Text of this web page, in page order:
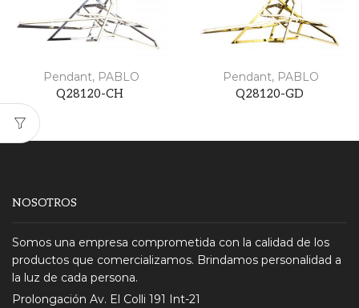
Pendant, PABLO
Q28120-CH
Pendant, PABLO
Q28120-GD
NOSOTROS
Somos una empresa comprometida con la calidad de los
productos que comercializamos. Brindamos personalidad a
la luz de cada persona.
Prolongación Av. El Colli 191 Int-21